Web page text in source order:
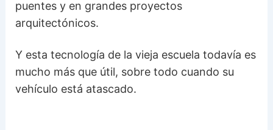
puentes y en grandes proyectos
arquitectónicos.
Y esta tecnología de la vieja escuela todavía es
mucho más que útil, sobre todo cuando su
vehículo está atascado.